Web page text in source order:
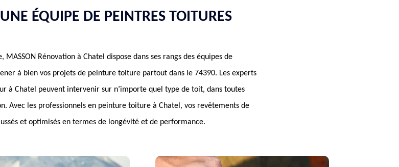
ÉQUIPE DE PEINTRES TOITURES
Rénovation à Chatel dispose dans ses rangs des équipes de
à bien vos projets de peinture toiture partout dans le 74390. Les experts
à Chatel peuvent intervenir sur n’importe quel type de toit, dans toutes
Avec les professionnels en peinture toiture à Chatel, vos revêtements de
et optimisés en termes de longévité et de performance.